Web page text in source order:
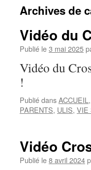
Archives de
Vidéo du
Publié le3 mai 2025
Vidéo du
!
Publié dansACCUEIL ,
PARENTS, ULIS, VIE
Vidéo
Publié le8 avril 2024